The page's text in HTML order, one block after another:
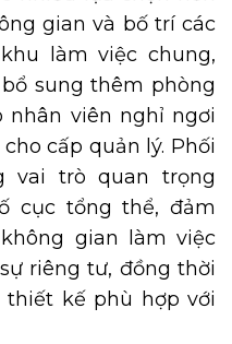
gian và bố trí các
làm việc chung,
sung thêm phòng
nhân viên nghỉ ngơi
cấp quản lý. Phối
vai trò quan trọng
cục tổng thể, đảm
gian làm việc
riêng tư, đồng thời
kế phù hợp với